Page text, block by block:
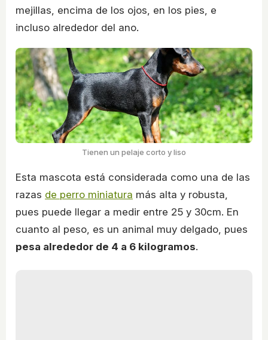
mejillas, encima de los ojos, en los pies, e
incluso alrededor del ano.
Tienen un pelaje corto y liso
Esta mascota está considerada como una de las
razas de perro miniatura más alta y robusta,
pues puede llegar a medir entre 25 y 30cm. En
cuanto al peso, es un animal muy delgado, pues
pesa alrededor de 4 a 6 kilogramos.